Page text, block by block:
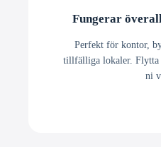
Fungerar
Perfekt för kontor,
tillfälliga lokaler. Flytta
ni